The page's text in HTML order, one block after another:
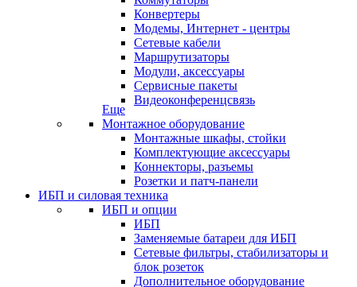
Конвертеры
Модемы, Интернет - центры
Сетевые кабели
Маршрутизаторы
Модули, аксессуары
Сервисные пакеты
Видеоконференцсвязь
Еще
Монтажное оборудование
Монтажные шкафы, стойки
Комплектующие аксессуары
Коннекторы, разъемы
Розетки и патч-панели
ИБП и силовая техника
ИБП и опции
ИБП
Заменяемые батареи для ИБП
Сетевые фильтры, стабилизаторы и
блок розеток
Дополнительное оборудование